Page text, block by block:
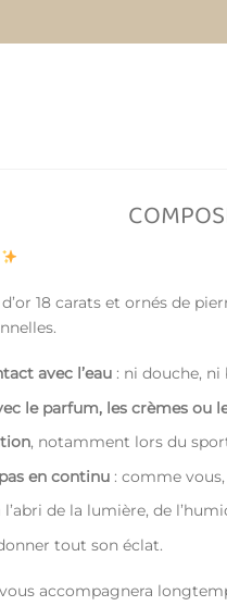
18 carats et ornés de
avec l’eau: ni douche, ni
le parfum, les crèmes ou
, notamment lors du
en continu: comme vous,
l’abri de la lumière, de
tout son éclat.
accompagnera